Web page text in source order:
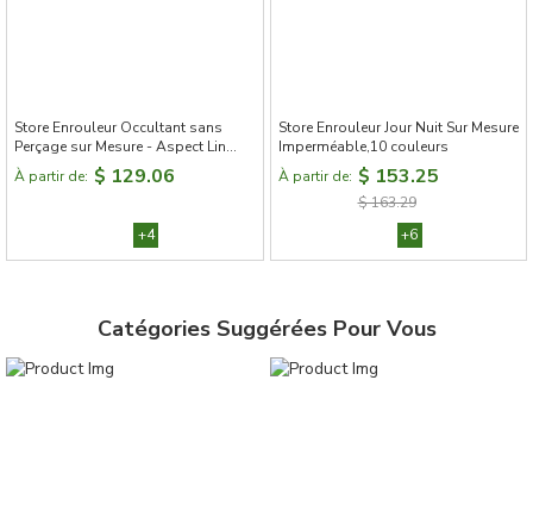
Store Enrouleur Occultant sans
Perçage sur Mesure - Aspect Lin
Naturel,8 couleurs
À partir de: $ 129.06
+4
Store Enrouleur Jour Nuit Sur Mesure
Imperméable,10 couleurs
À partir de: $ 153.25
$ 163.29
+6
Catégories Suggérées Pour Vous